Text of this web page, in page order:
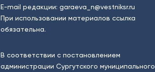
E-mail редакции: garaeva_n@vestniksr.ru
При использовании материалов ссылка
обязательна.
В соответствии с постановлением
администрации Сургутского муниципального